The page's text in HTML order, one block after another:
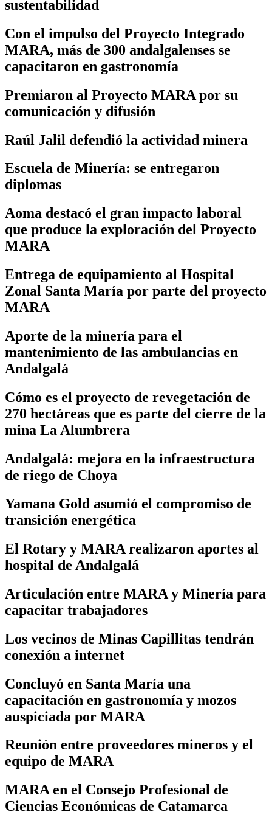
sustentabilidad
Con el impulso del Proyecto Integrado
MARA, más de 300 andalgalenses se
capacitaron en gastronomía
Premiaron al Proyecto MARA por su
comunicación y difusión
Raúl Jalil defendió la actividad minera
Escuela de Minería: se entregaron
diplomas
Aoma destacó el gran impacto laboral
que produce la exploración del Proyecto
MARA
Entrega de equipamiento al Hospital
Zonal Santa María por parte del proyecto
MARA
Aporte de la minería para el
mantenimiento de las ambulancias en
Andalgalá
Cómo es el proyecto de revegetación de
270 hectáreas que es parte del cierre de la
mina La Alumbrera
Andalgalá: mejora en la infraestructura
de riego de Choya
Yamana Gold asumió el compromiso de
transición energética
El Rotary y MARA realizaron aportes al
hospital de Andalgalá
Articulación entre MARA y Minería para
capacitar trabajadores
Los vecinos de Minas Capillitas tendrán
conexión a internet
Concluyó en Santa María una
capacitación en gastronomía y mozos
auspiciada por MARA
Reunión entre proveedores mineros y el
equipo de MARA
MARA en el Consejo Profesional de
Ciencias Económicas de Catamarca